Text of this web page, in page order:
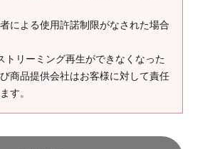
による使用許諾制限がなされた場合
トリーミング再生ができなくなった
商品提供会社はお客様に対して責任
す。